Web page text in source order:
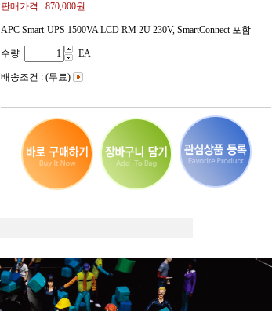
판매가격 : 870,000원
APC Smart-UPS 1500VA LCD RM 2U 230V, SmartConnect 포함
수량 EA
배송조건 : (무료)